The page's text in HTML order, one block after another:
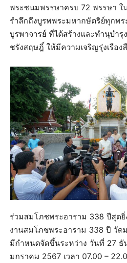
พระชนมพรรษาครบ 72 พรรษา ใ
รำลึกถึงบูรพพระมหากษัตริย์ทุกพร
บูรพาจารย์ ที่ได้สร้างและทำนุบำรุ
ชรังสฤษฎิ์ ให้มีความเจริญรุ่งเรือง
ร่วมสมโภชพระอาราม 338 ปีสุด
งานสมโภชพระอาราม 338 ปี วัด
มีกำหนดจัดขึ้นระหว่าง วันที่ 27
มกราคม 2567 เวลา 07.00 –